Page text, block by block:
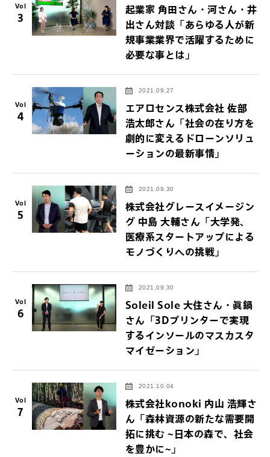
Vol
3
起業家 角田さん・河さん・井
出さん対談「あらゆる人が新
規事業業界で活躍するために
必要な事とは」
Vol
4
2021.09.27
エアロセンス株式会社 佐部
浩太郎さん「社会の在り方を
劇的に変えるドローンソリュ
ーションの最新事情」
Vol
5
2021.09.30
株式会社グレースイメージン
グ 中島 大輔さん「大学発、
医療系スタートアップによる
モノづくりへの挑戦」
Vol
6
2021.09.30
Soleil Sole 大住さん・眞鍋
さん「3Dプリンターで実現
するインソールのマスカスタ
マイゼーション」
Vol
7
2021.10.04
株式会社konoki 内山 浩輝さ
ん「森林資源の新たな需要開
拓に挑む ~日本の森で、社会
を豊かに~」